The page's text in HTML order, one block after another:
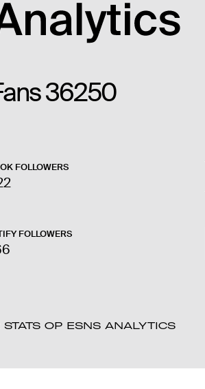
36250
FOLLOWERS
FOLLOWERS
STATS OP ESNS ANALYTICS
STATS OP ESNS ANALYTICS